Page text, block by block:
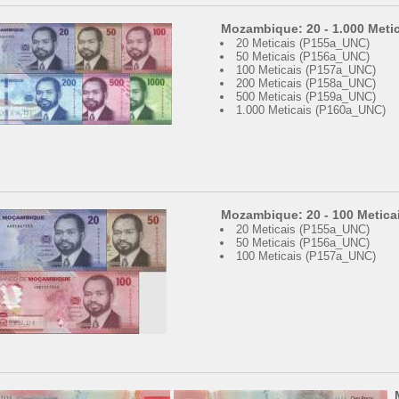
Mozambique: 20 - 1.000
20 Meticais (P155a_UNC)
50 Meticais (P156a_UNC)
100 Meticais (P157a_UNC)
200 Meticais (P158a_UNC)
500 Meticais (P159a_UNC)
1.000 Meticais (P160a_UNC)
Mozambique: 20 - 100
20 Meticais (P155a_UNC)
50 Meticais (P156a_UNC)
100 Meticais (P157a_UNC)